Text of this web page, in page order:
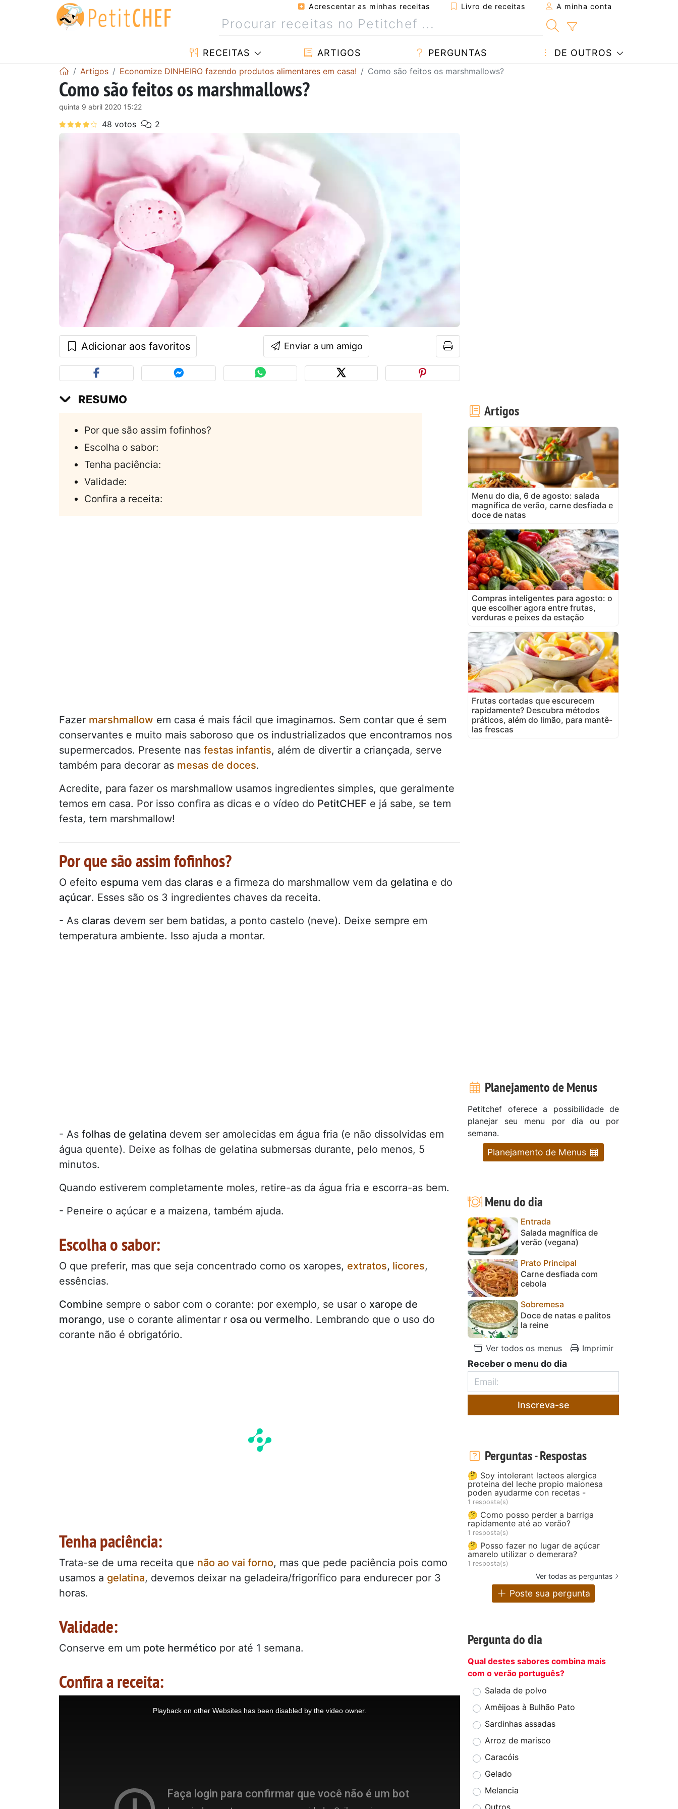
Acrescentar as minhas receitas Livro de receitas A minha conta
RECEITAS ARTIGOS PERGUNTAS DE OUTROS
Artigos Economize DINHEIRO fazendo produtos alimentares em casa! Como são feitos os marshmallows?
Como são feitos os marshmallows?
quinta 9 abril 2020 15:22
Adicionar aos favoritos Enviar a um amigo
RESUMO
Por que são assim fofinhos?
Escolha o sabor:
Tenha paciência:
Validade:
Confira a receita:
Fazer marshmallow em casa é mais fácil que imaginamos. Sem contar que é sem
conservantes e muito mais saboroso que os industrializados que encontramos nos
supermercados. Presente nas festas infantis, além de divertir a criançada, serve
também para decorar as mesas de doces.
Acredite, para fazer os marshmallow usamos ingredientes simples, que geralmente
temos em casa. Por isso confira as dicas e o vídeo do PetitCHEF e já sabe, se tem
festa, tem marshmallow!
Por que são assim fofinhos?
O efeito espuma vem das claras e a firmeza do marshmallow vem da gelatina e do
açúcar. Esses são os 3 ingredientes chaves da receita.
- As claras devem ser bem batidas, a ponto castelo (neve). Deixe sempre em
temperatura ambiente. Isso ajuda a montar.
- As folhas de gelatina devem ser amolecidas em água fria (e não dissolvidas em
água quente). Deixe as folhas de gelatina submersas durante, pelo menos, 5
minutos.
Quando estiverem completamente moles, retire-as da água fria e escorra-as bem.
- Peneire o açúcar e a maizena, também ajuda.
Escolha o sabor:
O que preferir, mas que seja concentrado como os xaropes, extratos, licores,
essências.
Combine sempre o sabor com o corante: por exemplo, se usar o xarope de
morango, use o corante alimentar r osa ou vermelho. Lembrando que o uso do
corante não é obrigatório.
Tenha paciência:
Trata-se de uma receita que não ao vai forno, mas que pede paciência pois como
usamos a gelatina, devemos deixar na geladeira/frigorífico para endurecer por 3
horas.
Validade:
Conserve em um pote hermético por até 1 semana.
Confira a receita:
Playback on other Websites has been disabled by the video owner.
Artigos
Menu do dia, 6 de agosto: salada
magnífica de verão, carne desfiada e
doce de natas
Compras inteligentes para agosto: o
que escolher agora entre frutas,
verduras e peixes da estação
Frutas cortadas que escurecem
rapidamente? Descubra métodos
práticos, além do limão, para mantê-
las frescas
Planejamento de Menus
Petitchef oferece a possibilidade de
planejar seu menu por dia ou por
semana.
Planejamento de Menus
Menu do dia
Entrada
Salada magnífica de
verão (vegana)
Prato Principal
Carne desfiada com
cebola
Sobremesa
Doce de natas e palitos
la reine
Ver todos os menus Imprimir
Receber o menu do dia
Inscreva-se
Perguntas - Respostas
🤔 Soy intolerant lacteos alergica
proteina del leche propio maionesa
poden ayudarme con recetas -
1 resposta(s)
🤔 Como posso perder a barriga
rapidamente até ao verão?
1 resposta(s)
🤔 Posso fazer no lugar de açúcar
amarelo utilizar o demerara?
1 resposta(s)
Ver todas as perguntas
Poste sua pergunta
Pergunta do dia
Qual destes sabores combina mais
com o verão português?
Salada de polvo
Amêijoas à Bulhão Pato
Sardinhas assadas
Arroz de marisco
Caracóis
Gelado
Melancia